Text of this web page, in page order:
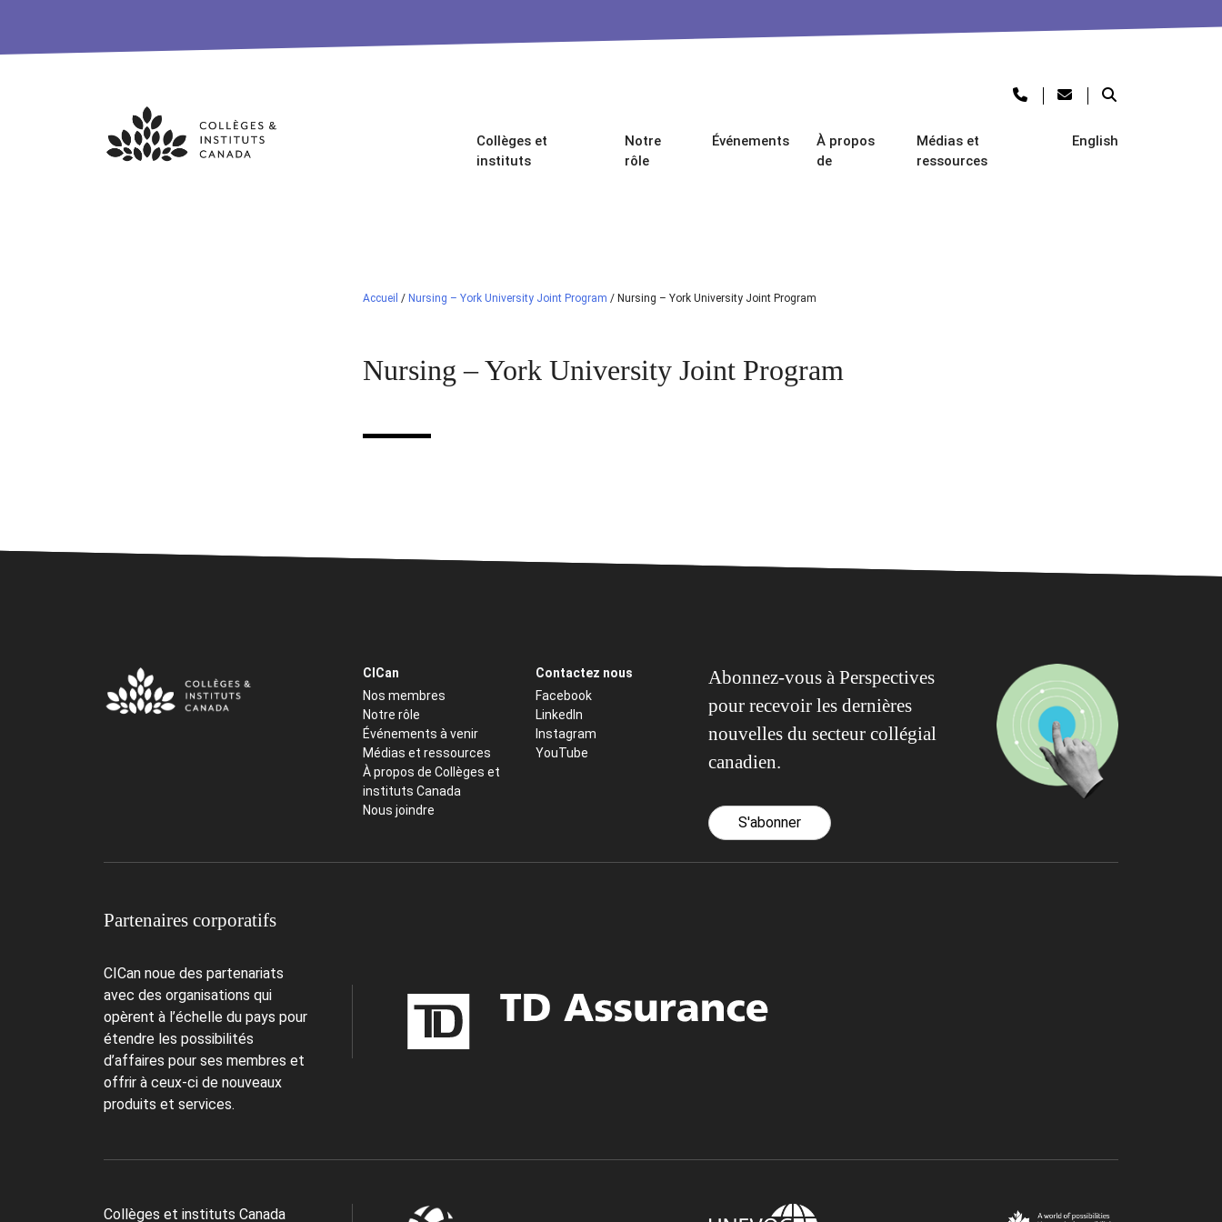
Skip
Collèges et
instituts
Notre
rôle
Événements
À propos
de
Médias et
ressources
English
Accueil / Nursing – York University Joint Program / Nursing – York University Joint Program
Nursing – York University Joint Program
CICan
Nos membres
Notre rôle
Événements à venir
Médias et ressources
À propos de Collèges et
instituts Canada
Nous joindre
Contactez nous
Facebook
LinkedIn
Instagram
YouTube
Abonnez-vous à Perspectives
pour recevoir les dernières
nouvelles du secteur collégial
canadien.
S'abonner
Partenaires corporatifs
CICan noue des partenariats
avec des organisations qui
opèrent à l’échelle du pays pour
étendre les possibilités
d’affaires pour ses membres et
offrir à ceux-ci de nouveaux
produits et services.
Collèges et instituts Canada